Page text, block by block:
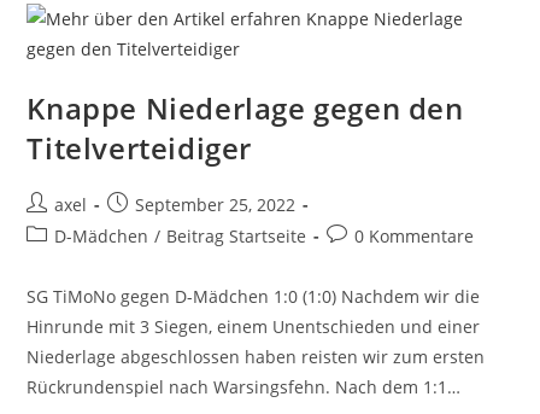
Knappe Niederlage gegen den
Titelverteidiger
axel
September 25, 2022
D-Mädchen / Beitrag Startseite 0 Kommentare
SG TiMoNo gegen D-Mädchen 1:0 (1:0) Nachdem wir die
Hinrunde mit 3 Siegen, einem Unentschieden und einer
Niederlage abgeschlossen haben reisten wir zum ersten
Rückrundenspiel nach Warsingsfehn. Nach dem 1:1…